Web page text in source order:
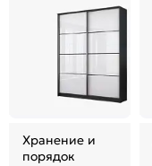
Хранение и
порядок